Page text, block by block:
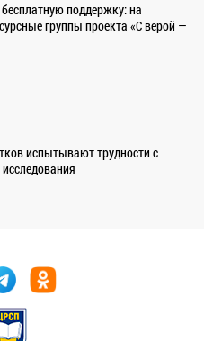
поддержку: на
группы проекта «С верой —
испытывают трудности с